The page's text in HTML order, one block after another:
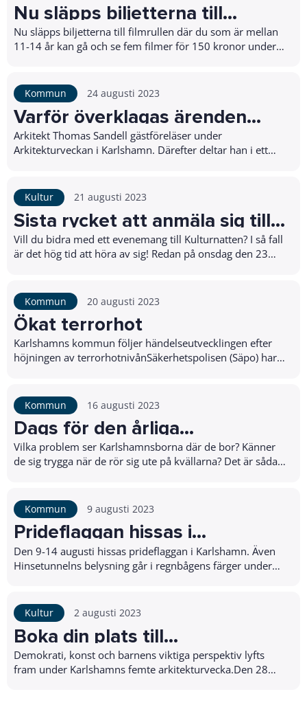
Nu släpps biljetterna till
filmrullen
Nu släpps biljetterna till filmrullen där du som är mellan
11-14 år kan gå och se fem filmer för 150 kronor under
Kommun 24 augusti 2023
Varför överklagas ärenden
oftare i Blekinge än i övriga
Arkitekturveckan 2023
Arkitekt Thomas Sandell gästföreläser under
Arkitekturveckan i Karlshamn. Därefter deltar han i ett
Kultur 21 augusti 2023
Sista rycket att anmäla sig till
Kulturnatten
Vill du bidra med ett evenemang till Kulturnatten? I så fall
är det hög tid att höra av sig! Redan på onsdag den 23
Kommun 20 augusti 2023
Ökat terrorhot
Karlshamns kommun följer händelseutvecklingen efter
höjningen av terrorhotnivånSäkerhetspolisen (Säpo) har
Kommun 16 augusti 2023
Dags för den årliga
trygghetsmätningen
Vilka problem ser Karlshamnsborna där de bor? Känner
de sig trygga när de rör sig ute på kvällarna? Det är sådant
Kommun 9 augusti 2023
Prideflaggan hissas i
Karlshamn
Den 9-14 augusti hissas prideflaggan i Karlshamn. Även
Hinsetunnelns belysning går i regnbågens färger under
Kultur 2 augusti 2023
Boka din plats till
Arkitekturveckan 2023
Demokrati, konst och barnens viktiga perspektiv lyfts
fram under Karlshamns femte arkitekturvecka.Den 28